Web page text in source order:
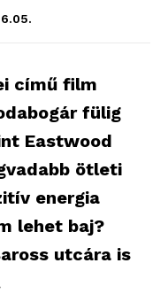
című film
fülig
Eastwood
ötleti
energia
lehet baj?
utcára is